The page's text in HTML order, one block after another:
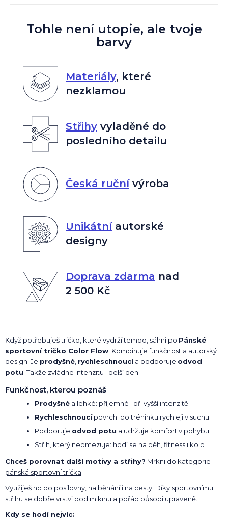
Tohle není utopie, ale tvoje
barvy
Materiály, které
nezklamou
Střihyvyladěné do
posledního detailu
Česká ručnívýroba
Unikátníautorské
designy
Doprava zdarma nad
2 500 Kč
Když potřebuješ tričko, které vydrží tempo, sáhni po Pánské
sportovní tričko Color Flow . Kombinuje funkčnost a autorský
design. Je prodyšné rychleschnoucía podporuje odvod
potu . Takže zvládne intenzitu i delší den.
Funkčnost, kterou poznáš
Prodyšné a lehké: příjemné i při vyšší intenzitě
Rychleschnoucípovrch: po tréninku rychleji v suchu
Podporuje odvod potu a udržuje komfort v pohybu
Střih, který neomezuje: hodí se na běh, fitness i kolo
Chceš porovnat další motivy a střihy? Mrkni do kategorie
pánská sportovní trička
Využiješ ho do posilovny, na běhání i na cesty. Díky sportovnímu
střihu se dobře vrství pod mikinu a pořád působí upraveně.
Kdy se hodí nejvíc: